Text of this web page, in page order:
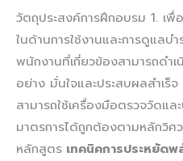
วัตถุประสงค์การฝึกอบรม 1. เพื่
ในด้านการใช้งานและการดูแลบ
พนักงานที่เกี่ยวข้องสามารถดำ
อย่าง มั่นใจและประสบผลสำเร็
สามารถใช้เครื่องมือตรวจวัดแล
มาตรการได้ถูกต้องตามหลักวิศ
หลักสูตร เทคนิคการประหยัด